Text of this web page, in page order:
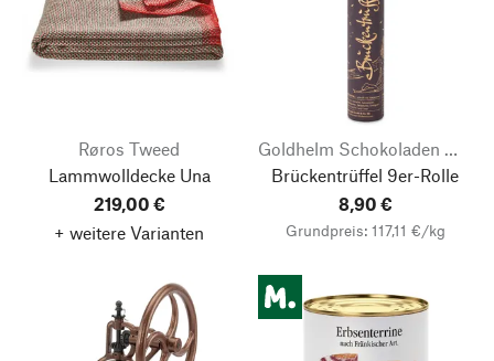
Røros Tweed
Lammwolldecke Una
219,00 €
+ weitere Varianten
Goldhelm Schokoladen Manufaktur
Brückentrüffel 9er-Rolle
8,90 €
Grundpreis: 117,11 €/kg